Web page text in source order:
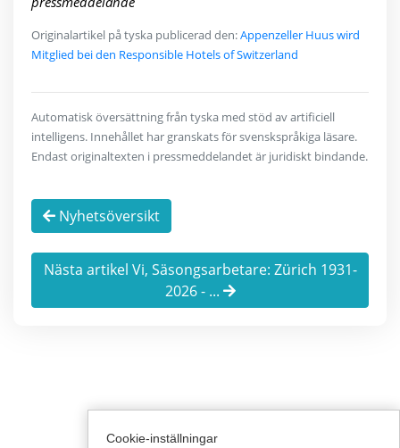
Originalartikel på tyska publicerad den:Appenzeller Huus wird
Mitglied bei den Responsible Hotels of Switzerland
Automatisk översättning från tyska med stöd av artificiell
intelligens. Innehållet har granskats för svenskspråkiga läsare.
Endast originaltexten i pressmeddelandet är juridiskt bindande.
Nyhetsöversikt
Nästa artikel Vi, Säsongsarbetare: Zürich 1931-
2026 - ...
Cookie-inställningar